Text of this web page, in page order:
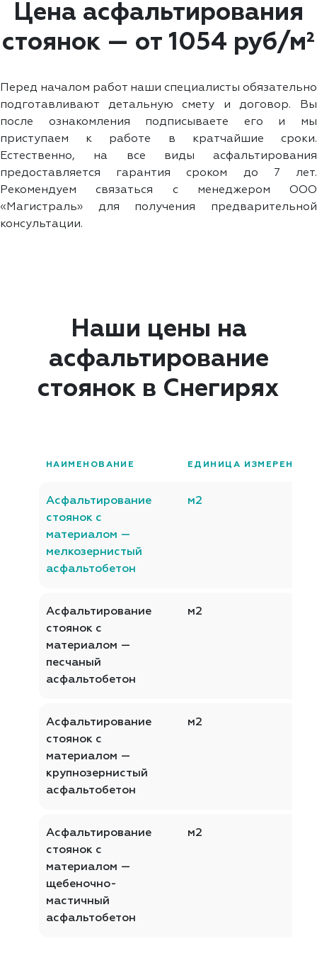
Цена асфальтирования
стоянок — от 1054 руб/м²
Перед началом работ наши специалисты обязательно
подготавливают детальную смету и договор. Вы
после ознакомления подписываете его и мы
приступаем к работе в кратчайшие сроки.
Естественно, на все виды асфальтирования
предоставляется гарантия сроком до 7 лет.
Рекомендуем связаться с менеджером ООО
«Магистраль» для получения предварительной
консультации.
Наши цены на
асфальтирование
стоянок в Снегирях
НАИМЕНОВАНИЕ ЕДИНИЦА ИЗМЕРЕНИЯ
Асфальтирование
стоянок с
материалом —
мелкозернистый
асфальтобетон
м2
Асфальтирование
стоянок с
материалом —
песчаный
асфальтобетон
м2
Асфальтирование
стоянок с
материалом —
крупнозернистый
асфальтобетон
м2
Асфальтирование
стоянок с
материалом —
щебеночно-
мастичный
асфальтобетон
м2